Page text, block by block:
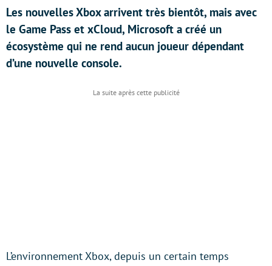
Les nouvelles Xbox arrivent très bientôt, mais avec
le Game Pass et xCloud, Microsoft a créé un
écosystème qui ne rend aucun joueur dépendant
d’une nouvelle console.
L’environnement Xbox, depuis un certain temps